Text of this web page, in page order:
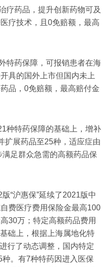
疗药品，提升创新药物可及
疗技术，且0免赔额，最高
特药保障，可报销患者在海
具的国外上市但国内未上
品，0免赔额，最高赔付金
种特药保障的基础上，增补
扩展药品至25种，适应症由
足群众急需的高额药品保
“沪惠保”延续了2021版中
费医疗费用保险金最高100
30万；特定高额药品费用
础上，根据上海属地化特
行了动态调整，国内特定
。有7种特药因进入医保